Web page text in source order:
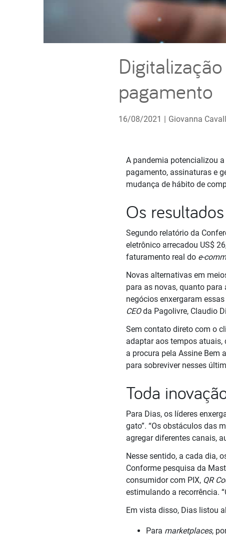
pagamento
16/08/2021 | Giovanna
A pandemia potencializou
pagamento, assinaturas e
mudança de hábito de
Os
Segundo relatório da
eletrônico arrecadou US$
faturamento real do e-
Novas alternativas em
para as novas, quanto
negócios enxergaram
CEOda Pagolivre, Claudio
Sem contato direto com o
adaptar aos tempos
a procura pela Assine Bem
para sobreviver nesses
Toda
Para Dias, os líderes
gato”. “Os obstáculos das
agregar diferentes canais,
Nesse sentido, a cada dia,
Conforme pesquisa da
consumidor com PIX, QR
estimulando a recorrência.
Em vista disso, Dias listou
Para marketplaces,